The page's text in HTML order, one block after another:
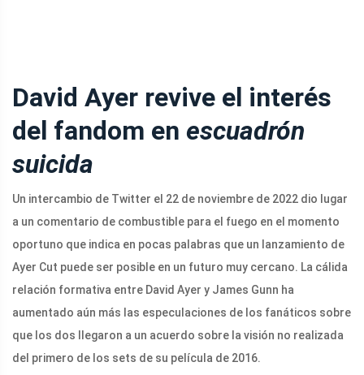
David Ayer revive el interés
del fandom en escuadrón
suicida
Un intercambio de Twitter el 22 de noviembre de 2022 dio lugar
a un comentario de combustible para el fuego en el momento
oportuno que indica en pocas palabras que un lanzamiento de
Ayer Cut puede ser posible en un futuro muy cercano. La cálida
relación formativa entre David Ayer y James Gunn ha
aumentado aún más las especulaciones de los fanáticos sobre
que los dos llegaron a un acuerdo sobre la visión no realizada
del primero de los sets de su película de 2016.